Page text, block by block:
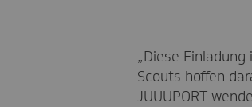
„Diese
Scouts hoffen
JUUUPORT